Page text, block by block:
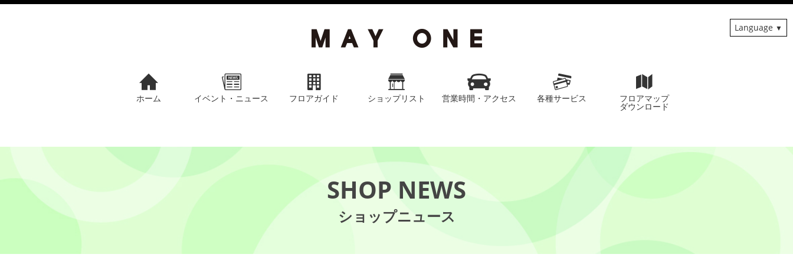
ホーム イベント・ニュース フロアガイド ショップリスト 営業時間・アクセス 各種サービス フロアマップ
ダウンロード
Language
SHOP NEWS